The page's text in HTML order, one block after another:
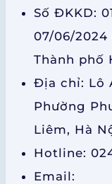
Số ĐKKD:
07/06/
Thành phố
Địa chỉ: Lô
Phường
Liêm, Hà
Hotline:
Email: